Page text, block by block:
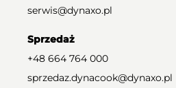
serwis@dynaxo.pl
Sprzedaż
+48 664 764 000
sprzedaz.dynacook@dynaxo.pl